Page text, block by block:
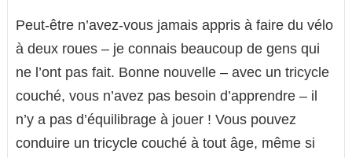
Peut-être n’avez-vous jamais appris à faire du vélo
à deux roues – je connais beaucoup de gens qui
ne l’ont pas fait. Bonne nouvelle – avec un tricycle
couché, vous n’avez pas besoin d’apprendre – il
n’y a pas d’équilibrage à jouer ! Vous pouvez
conduire un tricycle couché à tout âge, même si